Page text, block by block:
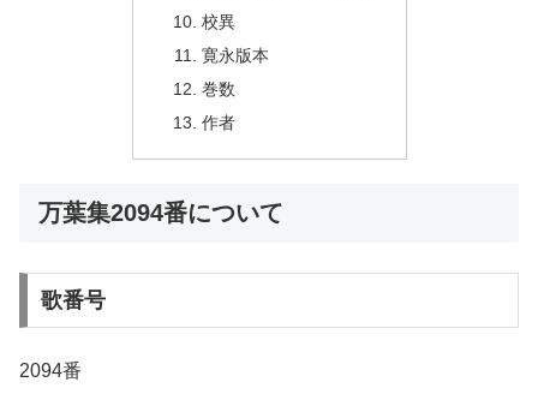
校異
寛永版本
巻数
作者
万葉集2094番について
歌番号
2094番